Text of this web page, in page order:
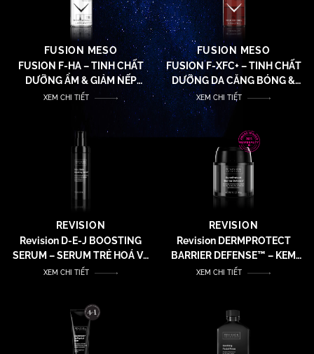
FUSION MESO
FUSION F-HA – TINH CHẤT
DƯỠNG ẨM & GIẢM NẾP
NHĂN
XEM CHI TIẾT
FUSION MESO
FUSION F-XFC+ – TINH CHẤT
DƯỠNG DA CĂNG BÓNG &
GIẢM NẾP NHĂN
XEM CHI TIẾT
REVISION
Revision D-E-J BOOSTING
SERUM – SERUM TRẺ HOÁ VÀ
KÍCH HOẠT NĂNG LƯỢNG TẾ
XEM CHI TIẾT
REVISION
Revision DERMPROTECT
BARRIER DEFENSE™ – KEM
PHỤC HỒI & CHỐNG LÃO
XEM CHI TIẾT